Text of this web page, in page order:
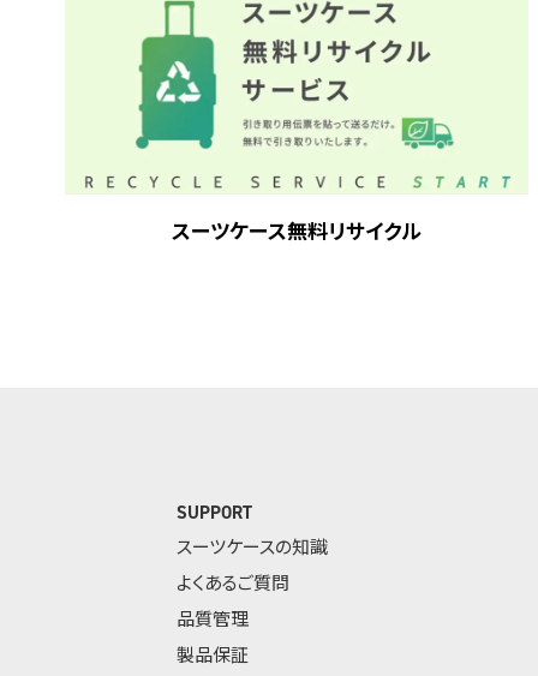
スーツケース無料リサイクル
SUPPORT
スーツケースの知識
よくあるご質問
品質管理
製品保証